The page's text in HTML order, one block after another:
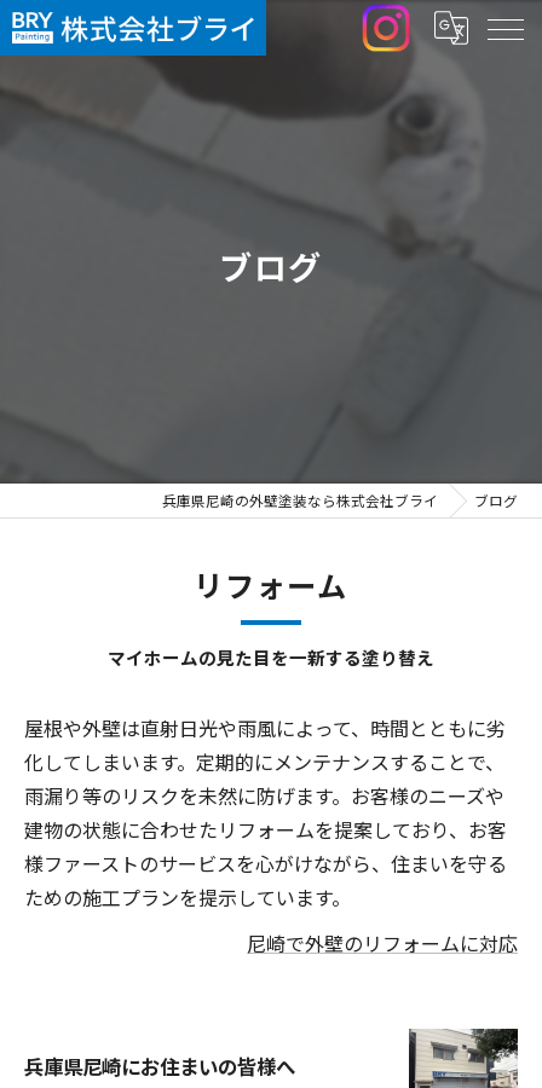
ブログ
兵庫県尼崎の外壁塗装なら株式会社ブライ ブログ
リフォーム
マイホームの見た目を一新する塗り替え
屋根や外壁は直射日光や雨風によって、時間とともに劣
化してしまいます。定期的にメンテナンスすることで、
雨漏り等のリスクを未然に防げます。お客様のニーズや
建物の状態に合わせたリフォームを提案しており、お客
様ファーストのサービスを心がけながら、住まいを守る
ための施工プランを提示しています。
尼崎で外壁のリフォームに対応
兵庫県尼崎にお住まいの皆様へ